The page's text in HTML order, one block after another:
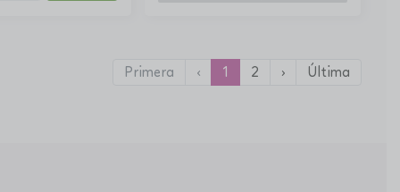
Primera ‹ 1 2 › Última